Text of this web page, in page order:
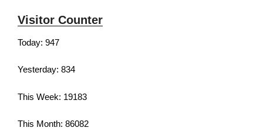
Visitor Counter
Today: 947
Yesterday: 834
This Week: 19183
This Month: 86082